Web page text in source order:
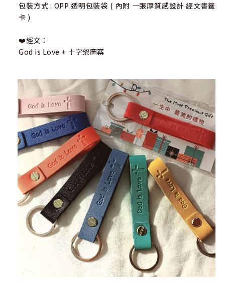
包裝方式 : OPP 透明包裝袋 ( 內附 一張厚質感設計 經文書籤
卡 )
❤️經文：
God is Love + 十字架圖案